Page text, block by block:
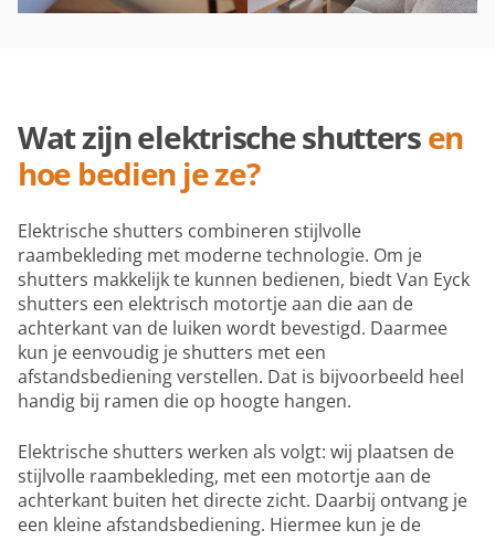
Wat zijn elektrische shuttersen
hoe bedien je ze?
Elektrische shutters combineren stijlvolle
raambekleding met moderne technologie. Om je
shutters makkelijk te kunnen bedienen, biedt Van Eyck
shutters een elektrisch motortje aan die aan de
achterkant van de luiken wordt bevestigd. Daarmee
kun je eenvoudig je shutters met een
afstandsbediening verstellen. Dat is bijvoorbeeld heel
handig bij ramen die op hoogte hangen.
Elektrische shutters werken als volgt: wij plaatsen de
stijlvolle raambekleding, met een motortje aan de
achterkant buiten het directe zicht. Daarbij ontvang je
een kleine afstandsbediening. Hiermee kun je de